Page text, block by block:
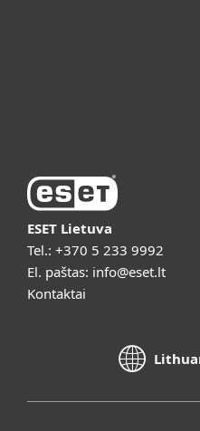
ESET Lietuva
Tel.: +370 5 233 9992
El. paštas: info@eset.lt
Kontaktai